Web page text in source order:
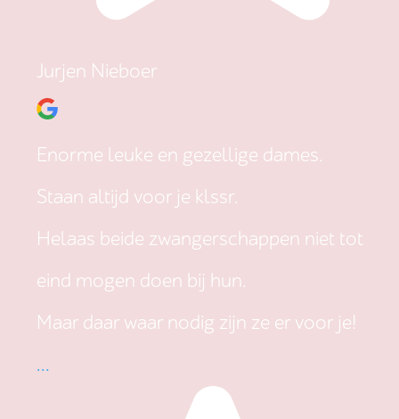
Jurjen Nieboer
Enorme leuke en gezellige dames.
Staan altijd voor je klssr.
Helaas beide zwangerschappen niet tot
eind mogen doen bij hun.
Maar daar waar nodig zijn ze er voor je!
...